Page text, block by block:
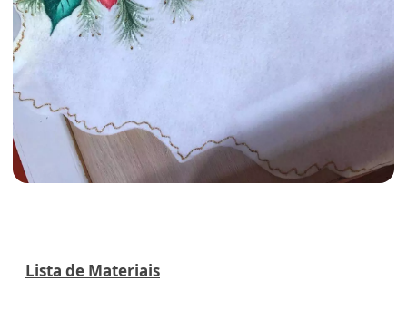
Lista de Materiais